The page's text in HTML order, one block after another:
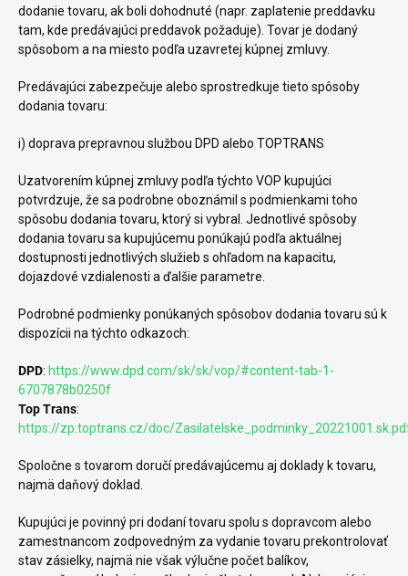
dodanie tovaru, ak boli dohodnuté (napr. zaplatenie preddavku
tam, kde predávajúci preddavok požaduje). Tovar je dodaný
spôsobom a na miesto podľa uzavretej kúpnej zmluvy.
Predávajúci zabezpečuje alebo sprostredkuje tieto spôsoby
dodania tovaru:
i) doprava prepravnou službou DPD alebo TOPTRANS
Uzatvorením kúpnej zmluvy podľa týchto VOP kupujúci
potvrdzuje, že sa podrobne oboznámil s podmienkami toho
spôsobu dodania tovaru, ktorý si vybral. Jednotlivé spôsoby
dodania tovaru sa kupujúcemu ponúkajú podľa aktuálnej
dostupnosti jednotlivých služieb s ohľadom na kapacitu,
dojazdové vzdialenosti a ďalšie parametre.
Podrobné podmienky ponúkaných spôsobov dodania tovaru sú k
dispozícii na týchto odkazoch:
DPD: https://www.dpd.com/sk/sk/vop/#content-tab-1-
6707878b0250f
Top Trans:
https://zp.toptrans.cz/doc/
Spoločne s tovarom doručí predávajúcemu aj doklady k tovaru,
najmä daňový doklad.
Kupujúci je povinný pri dodaní tovaru spolu s dopravcom alebo
zamestnancom zodpovedným za vydanie tovaru prekontrolovať
stav zásielky, najmä nie však výlučne počet balíkov,